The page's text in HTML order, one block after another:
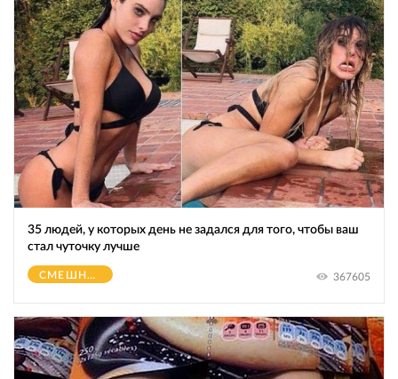
35 людей, у которых день не задался для того, чтобы ваш
стал чуточку лучше
СМЕШНОЕ 367605